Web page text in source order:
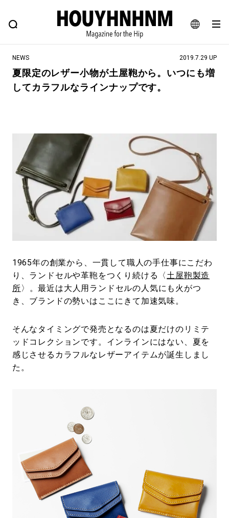
JA
EN
FEATURE BLOG SNAP
ヒップなファッション、カルチャー、ライフスタイルWEBマガジン
#NEW VINTAGE #マイナーグッド図鑑
#路地裏てぃーん。 #MONTHLY JOURNAL
#GH 銘品の所以 #フイナムのYouTube
#Commune H #FOCUS IT #AH.H
#ととけん #FASHION #MUSIC
#LIFESTYLE #SNEAKER #OUTDOOR
NEWS 2019.7.29 UP
夏限定のレザー小物が土屋鞄から。いつにも増
してカラフルなラインナップです。
1965年の創業から、一貫して職人の手仕事にこだわ
り、ランドセルや革鞄をつくり続ける〈土屋鞄製造
所〉。最近は大人用ランドセルの人気にも火がつ
き、ブランドの勢いはここにきて加速気味。
そんなタイミングで発売となるのは夏だけのリミテ
ッドコレクションです。インラインにはない、夏を
感じさせるカラフルなレザーアイテムが誕生しまし
た。